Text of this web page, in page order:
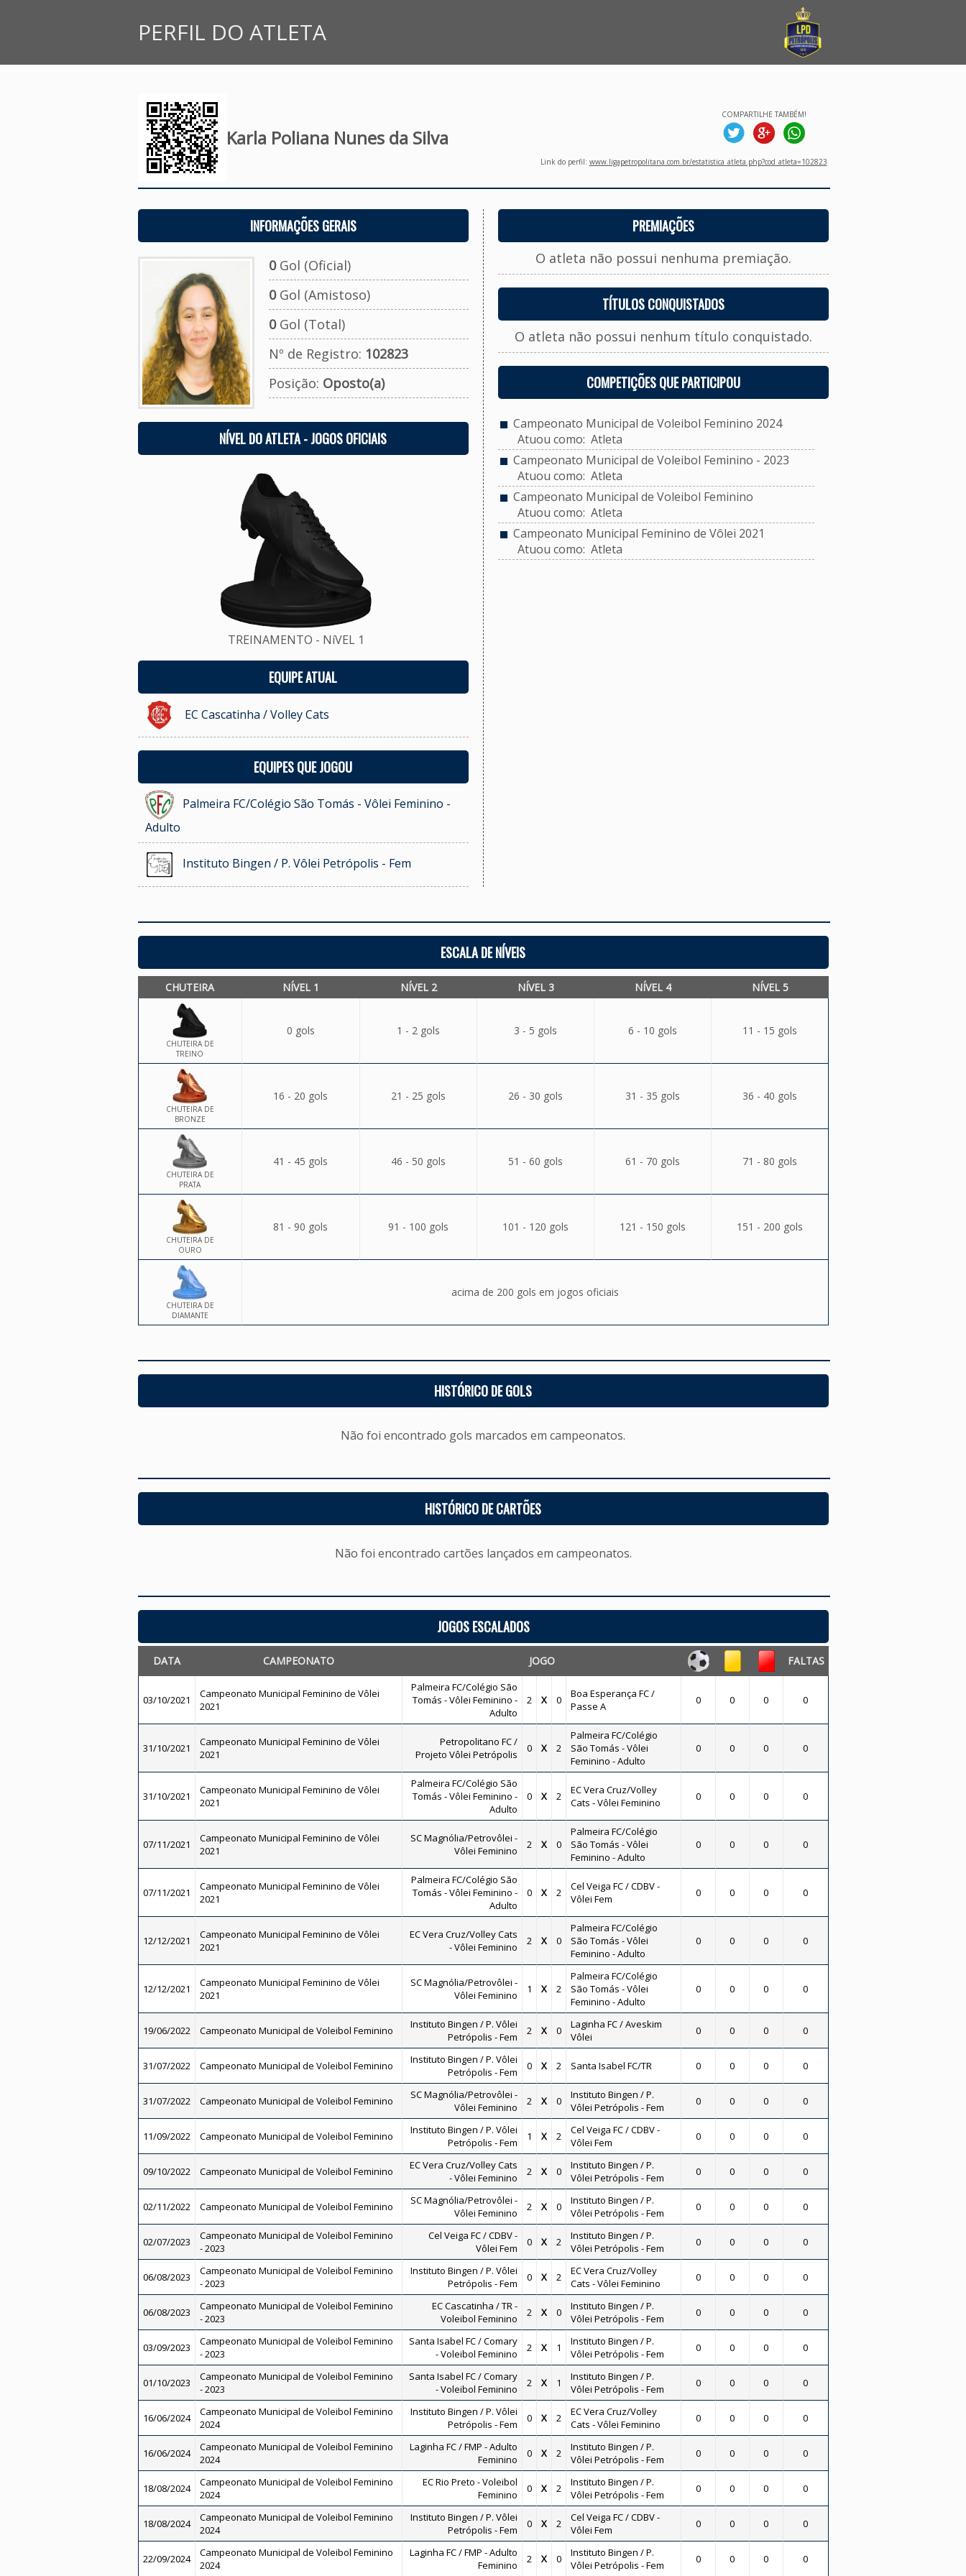
PERFIL DO ATLETA
Karla Poliana Nunes da Silva
COMPARTILHE TAMBÉM!
Link do perfil: www.ligapetropolitana.com.br/estatistica_atleta.php?cod_atleta=102823
INFORMAÇÕES GERAIS
0Gol (Oficial)
0Gol (Amistoso)
0Gol (Total)
Nº de Registro: 102823
Posição: Oposto(a)
NÍVEL DO ATLETA - JOGOS OFICIAIS
TREINAMENTO - NíVEL 1
EQUIPE ATUAL
EC Cascatinha / Volley Cats
EQUIPES QUE JOGOU
Palmeira FC/Colégio São Tomás - Vôlei Feminino -
Adulto
Instituto Bingen / P. Vôlei Petrópolis - Fem
PREMIAÇÕES
O atleta não possui nenhuma premiação.
TÍTULOS CONQUISTADOS
O atleta não possui nenhum título conquistado.
COMPETIÇÕES QUE PARTICIPOU
Campeonato Municipal de Voleibol Feminino 2024
Atuou como: Atleta
Campeonato Municipal de Voleibol Feminino - 2023
Atuou como: Atleta
Campeonato Municipal de Voleibol Feminino
Atuou como: Atleta
Campeonato Municipal Feminino de Vôlei 2021
Atuou como: Atleta
ESCALA DE NÍVEIS
CHUTEIRA NÍVEL 1 NÍVEL 2 NÍVEL 3 NÍVEL 4 NÍVEL 5
CHUTEIRA DE
TREINO
0 gols 1 - 2 gols 3 - 5 gols 6 - 10 gols 11 - 15 gols
CHUTEIRA DE
BRONZE
16 - 20 gols 21 - 25 gols 26 - 30 gols 31 - 35 gols 36 - 40 gols
CHUTEIRA DE
PRATA
41 - 45 gols 46 - 50 gols 51 - 60 gols 61 - 70 gols 71 - 80 gols
CHUTEIRA DE
OURO
81 - 90 gols 91 - 100 gols 101 - 120 gols 121 - 150 gols 151 - 200 gols
CHUTEIRA DE
DIAMANTE
acima de 200 gols em jogos oficiais
HISTÓRICO DE GOLS
Não foi encontrado gols marcados em campeonatos.
HISTÓRICO DE CARTÕES
Não foi encontrado cartões lançados em campeonatos.
JOGOS ESCALADOS
DATA CAMPEONATO JOGO FALTAS
03/10/2021
Campeonato Municipal Feminino de Vôlei
2021
Palmeira FC/Colégio São
Tomás - Vôlei Feminino -
Adulto
2 X 0
Boa Esperança FC /
Passe A
0 0 0 0
31/10/2021
Campeonato Municipal Feminino de Vôlei
2021
Petropolitano FC /
Projeto Vôlei Petrópolis
0 X 2
Palmeira FC/Colégio
São Tomás - Vôlei
Feminino - Adulto
0 0 0 0
31/10/2021
Campeonato Municipal Feminino de Vôlei
2021
Palmeira FC/Colégio São
Tomás - Vôlei Feminino -
Adulto
0 X 2
EC Vera Cruz/Volley
Cats - Vôlei Feminino
0 0 0 0
07/11/2021
Campeonato Municipal Feminino de Vôlei
2021
SC Magnólia/Petrovôlei -
Vôlei Feminino
2 X 0
Palmeira FC/Colégio
São Tomás - Vôlei
Feminino - Adulto
0 0 0 0
07/11/2021
Campeonato Municipal Feminino de Vôlei
2021
Palmeira FC/Colégio São
Tomás - Vôlei Feminino -
Adulto
0 X 2
Cel Veiga FC / CDBV -
Vôlei Fem
0 0 0 0
12/12/2021
Campeonato Municipal Feminino de Vôlei
2021
EC Vera Cruz/Volley Cats
- Vôlei Feminino
2 X 0
Palmeira FC/Colégio
São Tomás - Vôlei
Feminino - Adulto
0 0 0 0
12/12/2021
Campeonato Municipal Feminino de Vôlei
2021
SC Magnólia/Petrovôlei -
Vôlei Feminino
1 X 2
Palmeira FC/Colégio
São Tomás - Vôlei
Feminino - Adulto
0 0 0 0
19/06/2022 Campeonato Municipal de Voleibol Feminino
Instituto Bingen / P. Vôlei
Petrópolis - Fem
2 X 0
Laginha FC / Aveskim
Vôlei
0 0 0 0
31/07/2022 Campeonato Municipal de Voleibol Feminino
Instituto Bingen / P. Vôlei
Petrópolis - Fem
0 X 2 Santa Isabel FC/TR 0 0 0 0
31/07/2022 Campeonato Municipal de Voleibol Feminino
SC Magnólia/Petrovôlei -
Vôlei Feminino
2 X 0
Instituto Bingen / P.
Vôlei Petrópolis - Fem
0 0 0 0
11/09/2022 Campeonato Municipal de Voleibol Feminino
Instituto Bingen / P. Vôlei
Petrópolis - Fem
1 X 2
Cel Veiga FC / CDBV -
Vôlei Fem
0 0 0 0
09/10/2022 Campeonato Municipal de Voleibol Feminino
EC Vera Cruz/Volley Cats
- Vôlei Feminino
2 X 0
Instituto Bingen / P.
Vôlei Petrópolis - Fem
0 0 0 0
02/11/2022 Campeonato Municipal de Voleibol Feminino
SC Magnólia/Petrovôlei -
Vôlei Feminino
2 X 0
Instituto Bingen / P.
Vôlei Petrópolis - Fem
0 0 0 0
02/07/2023
Campeonato Municipal de Voleibol Feminino
- 2023
Cel Veiga FC / CDBV -
Vôlei Fem
0 X 2
Instituto Bingen / P.
Vôlei Petrópolis - Fem
0 0 0 0
06/08/2023
Campeonato Municipal de Voleibol Feminino
- 2023
Instituto Bingen / P. Vôlei
Petrópolis - Fem
0 X 2
EC Vera Cruz/Volley
Cats - Vôlei Feminino
0 0 0 0
06/08/2023
Campeonato Municipal de Voleibol Feminino
- 2023
EC Cascatinha / TR -
Voleibol Feminino
2 X 0
Instituto Bingen / P.
Vôlei Petrópolis - Fem
0 0 0 0
03/09/2023
Campeonato Municipal de Voleibol Feminino
- 2023
Santa Isabel FC / Comary
- Voleibol Feminino
2 X 1
Instituto Bingen / P.
Vôlei Petrópolis - Fem
0 0 0 0
01/10/2023
Campeonato Municipal de Voleibol Feminino
- 2023
Santa Isabel FC / Comary
- Voleibol Feminino
2 X 1
Instituto Bingen / P.
Vôlei Petrópolis - Fem
0 0 0 0
16/06/2024
Campeonato Municipal de Voleibol Feminino
2024
Instituto Bingen / P. Vôlei
Petrópolis - Fem
0 X 2
EC Vera Cruz/Volley
Cats - Vôlei Feminino
0 0 0 0
16/06/2024
Campeonato Municipal de Voleibol Feminino
2024
Laginha FC / FMP - Adulto
Feminino
0 X 2
Instituto Bingen / P.
Vôlei Petrópolis - Fem
0 0 0 0
18/08/2024
Campeonato Municipal de Voleibol Feminino
2024
EC Rio Preto - Voleibol
Feminino
0 X 2
Instituto Bingen / P.
Vôlei Petrópolis - Fem
0 0 0 0
18/08/2024
Campeonato Municipal de Voleibol Feminino
2024
Instituto Bingen / P. Vôlei
Petrópolis - Fem
0 X 2
Cel Veiga FC / CDBV -
Vôlei Fem
0 0 0 0
22/09/2024
Campeonato Municipal de Voleibol Feminino
2024
Laginha FC / FMP - Adulto
Feminino
2 X 0
Instituto Bingen / P.
Vôlei Petrópolis - Fem
0 0 0 0